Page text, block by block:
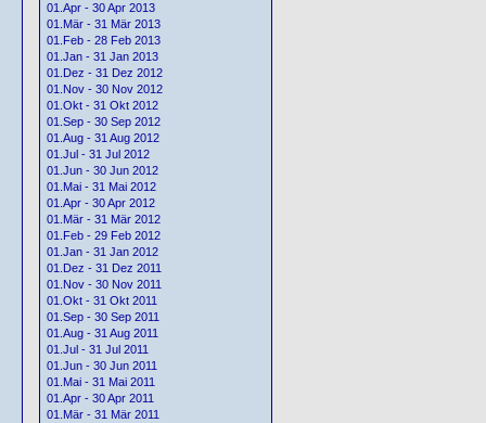
01.Apr - 30 Apr 2013
01.Mär - 31 Mär 2013
01.Feb - 28 Feb 2013
01.Jan - 31 Jan 2013
01.Dez - 31 Dez 2012
01.Nov - 30 Nov 2012
01.Okt - 31 Okt 2012
01.Sep - 30 Sep 2012
01.Aug - 31 Aug 2012
01.Jul - 31 Jul 2012
01.Jun - 30 Jun 2012
01.Mai - 31 Mai 2012
01.Apr - 30 Apr 2012
01.Mär - 31 Mär 2012
01.Feb - 29 Feb 2012
01.Jan - 31 Jan 2012
01.Dez - 31 Dez 2011
01.Nov - 30 Nov 2011
01.Okt - 31 Okt 2011
01.Sep - 30 Sep 2011
01.Aug - 31 Aug 2011
01.Jul - 31 Jul 2011
01.Jun - 30 Jun 2011
01.Mai - 31 Mai 2011
01.Apr - 30 Apr 2011
01.Mär - 31 Mär 2011